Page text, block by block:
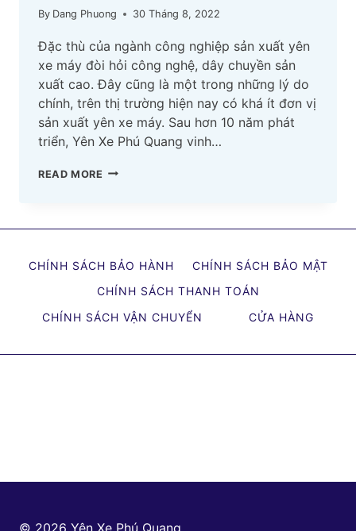
By Dang Phuong 30 Tháng 8, 2022
Đặc thù của ngành công nghiệp sản xuất yên
xe máy đòi hỏi công nghệ, dây chuyền sản
xuất cao. Đây cũng là một trong những lý do
chính, trên thị trường hiện nay có khá ít đơn vị
sản xuất yên xe máy. Sau hơn 10 năm phát
triển, Yên Xe Phú Quang vinh…
READ MORE YÊN
PHÚ
SỞ
HỮU
NGHỆ
CHÍNH SÁCH BẢO HÀNH
CHÍNH SÁCH BẢO MẬT
CHÍNH SÁCH THANH TOÁN
CHÍNH SÁCH VẬN CHUYỂN
CỬA HÀNG
© 2026 Yên Xe Phú Quang